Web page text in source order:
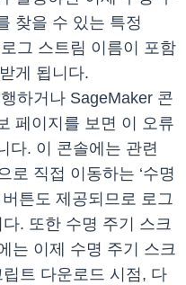
찾을 수 있는 특정
그 스트림 이름이 포함
게 됩니다.
하거나 SageMaker 콘
페이지를 보면 이 오류
다. 이 콘솔에는 관련
로 직접 이동하는 ‘수명
튼도 제공되므로 로그
. 또한 수명 주기 스크
는 이제 수명 주기 스크
트 다운로드 시점, 다